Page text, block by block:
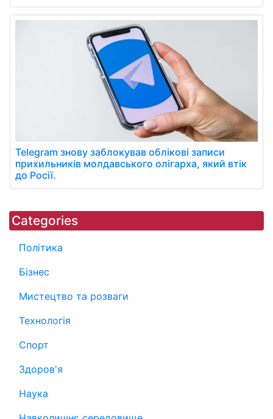
Telegram знову заблокував облікові записи
прихильників молдавського олігарха, який втік
до Росії.
Categories
Політика
Бізнес
Мистецтво та розваги
Технологія
Спорт
Здоров'я
Наука